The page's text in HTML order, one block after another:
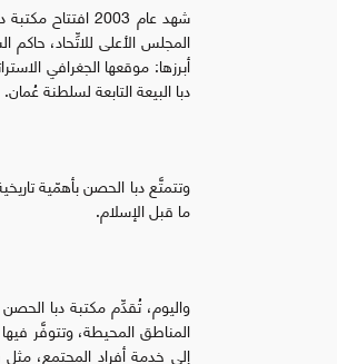
شهد عام 2003
المجلس الأعلى للاتِّحاد،
أبرزها: موقعها الجغرافي
دبا البيعة التابعة لسلطنة عُمان.
وتتمتَّع دبا الحصن بأهمّية
ما قبل الإسلام.
المناطق المحيطة، وتتوفَّر